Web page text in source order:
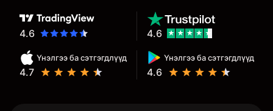
4.6
Үнэлгээ ба сэтгэгдлүүд
4.7
Үнэлгээ ба сэтгэгдлүүд
4.6
4.6